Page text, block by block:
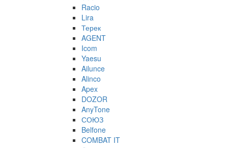
Racio
Lira
Терек
AGENT
Icom
Yaesu
Ailunce
Alinco
Apex
DOZOR
AnyTone
СОЮЗ
Belfone
COMBAT IT